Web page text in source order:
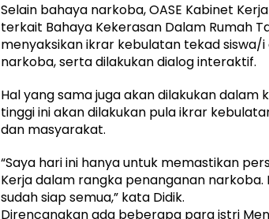
Selain bahaya narkoba, OASE Kabinet
terkait Bahaya Kekerasan Dalam Rumah
menyaksikan ikrar kebulatan tekad
narkoba, serta dilakukan dialog interaktif.
Hal yang sama juga akan dilakukan dalam
tinggi ini akan dilakukan pula ikrar
dan masyarakat.
“Saya hari ini hanya untuk memastikan
Kerja dalam rangka penanganan
sudah siap semua,” kata Didik.
Direncanakan ada beberapa para istri